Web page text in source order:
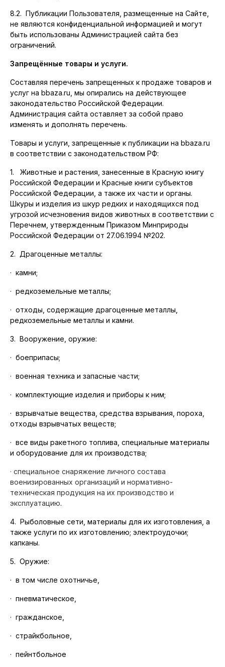
8.2. Публикации Пользователя, размещенные на Сайте,
не являются конфиденциальной информацией и могут
быть использованы Администрацией сайта без
ограничений.
Запрещённые товары и услуги.
Составляя перечень запрещенных к продаже товаров и
услуг на bbaza.ru, мы опирались на действующее
законодательство Российской Федерации.
Администрация сайта оставляет за собой право
изменять и дополнять перечень.
Товары и услуги, запрещенные к публикации на bbaza.ru
в соответствии с законодательством РФ:
1. Животные и растения, занесенные в Красную книгу
Российской Федерации и Красные книги субъектов
Российской Федерации, а также их части и органы.
Шкуры и изделия из шкур редких и находящихся под
угрозой исчезновения видов животных в соответствии с
Перечнем, утвержденным Приказом Минприроды
Российской Федерации от 27.06.1994 №202.
2. Драгоценные металлы:
· камни;
· редкоземельные металлы;
· отходы, содержащие драгоценные металлы,
редкоземельные металлы и камни.
3. Вооружение, оружие:
· боеприпасы;
· военная техника и запасные части;
· комплектующие изделия и приборы к ним;
· взрывчатые вещества, средства взрывания, пороха,
отходы взрывчатых веществ;
· все виды ракетного топлива, специальные материалы
и оборудование для их производства;
· специальное снаряжение личного состава
военизированных организаций и нормативно-
техническая продукция на их производство и
эксплуатацию.
4. Рыболовные сети, материалы для их изготовления, а
также услуги по их изготовлению; электроудочки;
капканы.
5. Оружие:
· в том числе охотничье,
· пневматическое,
· гражданское,
· страйкбольное,
· пейнтбольное